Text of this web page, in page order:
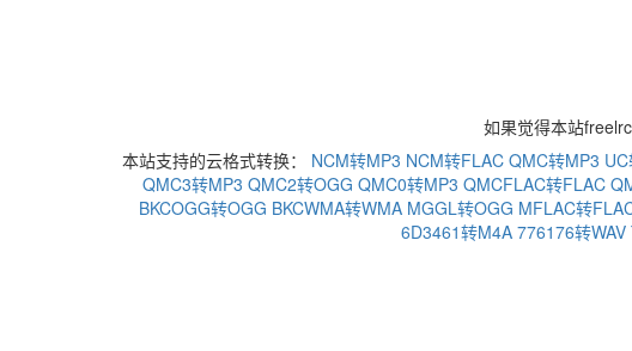
如果觉得本站
本站支持的云格式转换：
NCM转MP3 NCM转FLAC QMC转MP3
QMC3转MP3 QMC2转OGG QMC0转MP3 QMCFLAC转FLAC
BKCOGG转OGG BKCWMA转WMA MGGL转OGG MFLAC转
6D3461转M4A 776176转WAV